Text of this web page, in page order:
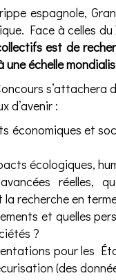
espagnole,
Face à celles du
est de
échelle
s’attachera
d’avenir :
économiques et
écologiques,
réelles,
recherche en
et quelles
?
pour les
(des